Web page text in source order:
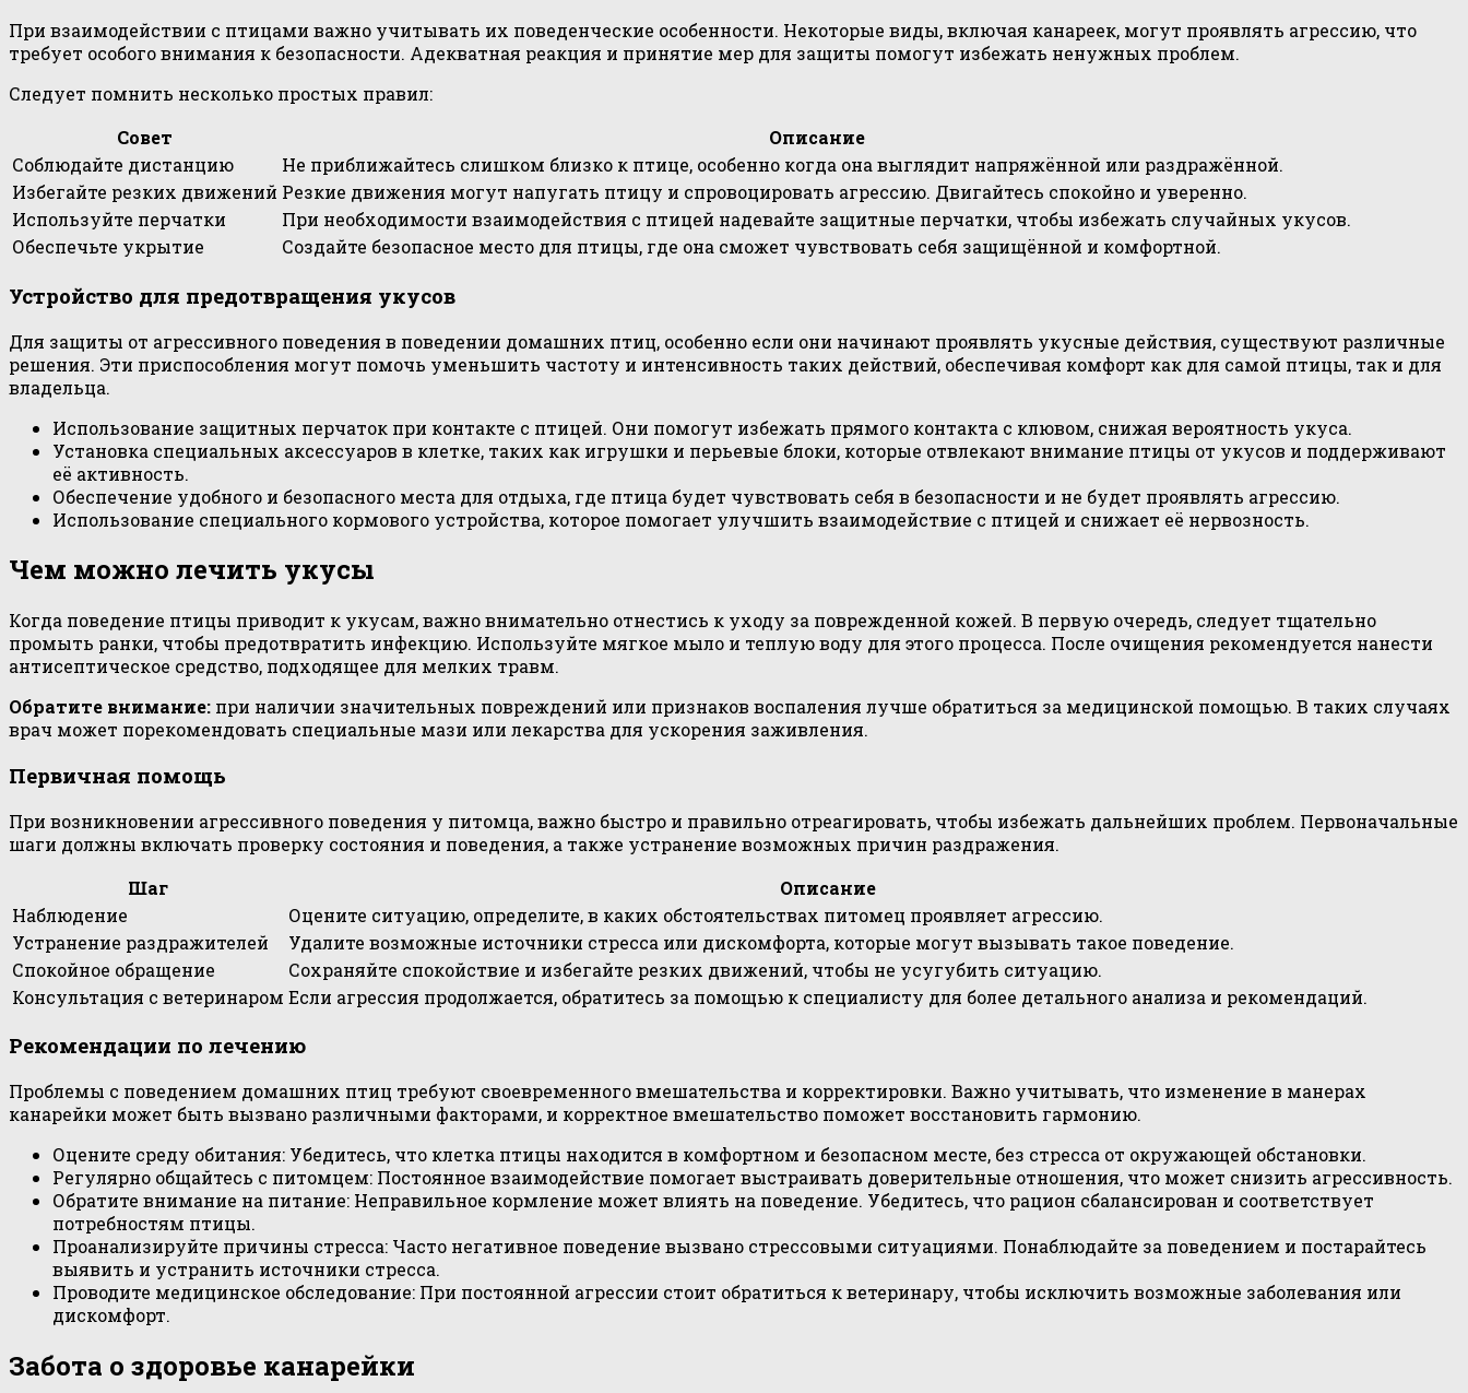
При взаимодействии с птицами важно учитывать их поведенческие особенности. Некоторые виды, включая канареек, могут проявлять агрессию, что
требует особого внимания к безопасности. Адекватная реакция и принятие мер для защиты помогут избежать ненужных проблем.
Следует помнить несколько простых правил:
Совет
Описание
Соблюдайте дистанцию
Не приближайтесь слишком близко к птице, особенно когда она выглядит напряжённой или раздражённой.
Избегайте резких движений Резкие движения могут напугать птицу и спровоцировать агрессию. Двигайтесь спокойно и уверенно.
Используйте перчатки
При необходимости взаимодействия с птицей надевайте защитные перчатки, чтобы избежать случайных укусов.
Обеспечьте укрытие
Создайте безопасное место для птицы, где она сможет чувствовать себя защищённой и комфортной.
Устройство для предотвращения укусов
Для защиты от агрессивного поведения в поведении домашних птиц, особенно если они начинают проявлять укусные действия, существуют различные
решения. Эти приспособления могут помочь уменьшить частоту и интенсивность таких действий, обеспечивая комфорт как для самой птицы, так и для
владельца.
Использование защитных перчаток при контакте с птицей. Они помогут избежать прямого контакта с клювом, снижая вероятность укуса.
Установка специальных аксессуаров в клетке, таких как игрушки и перьевые блоки, которые отвлекают внимание птицы от укусов и поддерживают
её активность.
Обеспечение удобного и безопасного места для отдыха, где птица будет чувствовать себя в безопасности и не будет проявлять агрессию.
Использование специального кормового устройства, которое помогает улучшить взаимодействие с птицей и снижает её нервозность.
Чем можно лечить укусы
Когда поведение птицы приводит к укусам, важно внимательно отнестись к уходу за поврежденной кожей. В первую очередь, следует тщательно
промыть ранки, чтобы предотвратить инфекцию. Используйте мягкое мыло и теплую воду для этого процесса. После очищения рекомендуется нанести
антисептическое средство, подходящее для мелких травм.
Обратите внимание: при наличии значительных повреждений или признаков воспаления лучше обратиться за медицинской помощью. В таких случаях
врач может порекомендовать специальные мази или лекарства для ускорения заживления.
Первичная помощь
При возникновении агрессивного поведения у питомца, важно быстро и правильно отреагировать, чтобы избежать дальнейших проблем. Первоначальные
шаги должны включать проверку состояния и поведения, а также устранение возможных причин раздражения.
Шаг
Описание
Наблюдение
Оцените ситуацию, определите, в каких обстоятельствах питомец проявляет агрессию.
Устранение раздражителей
Удалите возможные источники стресса или дискомфорта, которые могут вызывать такое поведение.
Спокойное обращение
Сохраняйте спокойствие и избегайте резких движений, чтобы не усугубить ситуацию.
Консультация с ветеринаром Если агрессия продолжается, обратитесь за помощью к специалисту для более детального анализа и рекомендаций.
Рекомендации по лечению
Проблемы с поведением домашних птиц требуют своевременного вмешательства и корректировки. Важно учитывать, что изменение в манерах
канарейки может быть вызвано различными факторами, и корректное вмешательство поможет восстановить гармонию.
Оцените среду обитания: Убедитесь, что клетка птицы находится в комфортном и безопасном месте, без стресса от окружающей обстановки.
Регулярно общайтесь с питомцем: Постоянное взаимодействие помогает выстраивать доверительные отношения, что может снизить агрессивность.
Обратите внимание на питание: Неправильное кормление может влиять на поведение. Убедитесь, что рацион сбалансирован и соответствует
потребностям птицы.
Проанализируйте причины стресса: Часто негативное поведение вызвано стрессовыми ситуациями. Понаблюдайте за поведением и постарайтесь
выявить и устранить источники стресса.
Проводите медицинское обследование: При постоянной агрессии стоит обратиться к ветеринару, чтобы исключить возможные заболевания или
дискомфорт.
Забота о здоровье канарейки